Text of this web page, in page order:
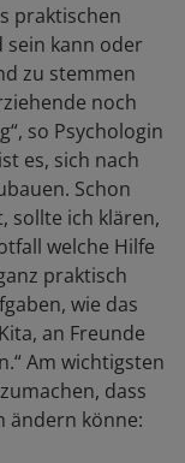
praktischen
sein kann oder
zu stemmen
noch
so Psychologin
es, sich nach
Schon
sollte ich klären,
welche Hilfe
praktisch
wie das
an Freunde
Am wichtigsten
dass
ändern könne: